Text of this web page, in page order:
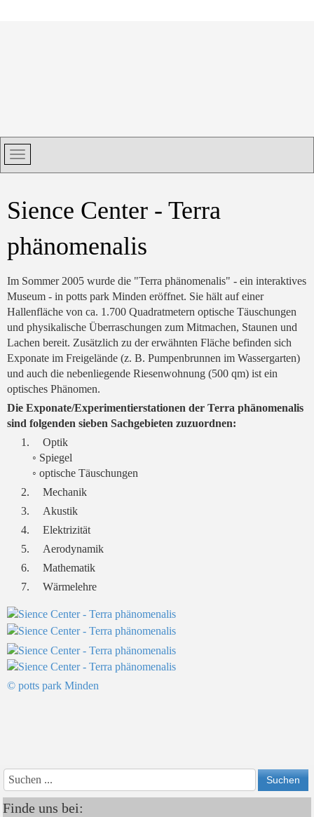
Sience Center - Terra
phänomenalis
Im Sommer 2005 wurde die "Terra phänomenalis" - ein interaktives
Museum - in potts park Minden eröffnet. Sie hält auf einer
Hallenfläche von ca. 1.700 Quadratmetern optische Täuschungen
und physikalische Überraschungen zum Mitmachen, Staunen und
Lachen bereit. Zusätzlich zu der erwähnten Fläche befinden sich
Exponate im Freigelände (z. B. Pumpenbrunnen im Wassergarten)
und auch die nebenliegende Riesenwohnung (500 qm) ist ein
optisches Phänomen.
Die Exponate/Experimentierstationen der Terra phänomenalis
sind folgenden sieben Sachgebieten zuzuordnen:
Optik
◦ Spiegel
◦ optische Täuschungen
Mechanik
Akustik
Elektrizität
Aerodynamik
Mathematik
Wärmelehre
© potts park Minden
Finde uns bei:
JahrMonat
Jahr